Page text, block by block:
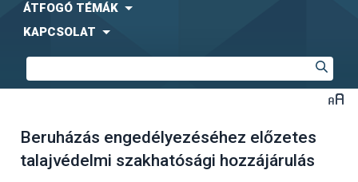
ÁTFOGÓ TÉMÁK
KAPCSOLAT
Beruházás engedélyezéséhez előzetes
talajvédelmi szakhatósági hozzájárulás